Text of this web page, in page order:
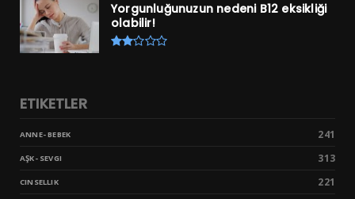
Yorgunluğunuzun nedeni B12 eksikliği
olabilir!
ETIKETLER
ANNE- BEBEK 241
AŞK- SEVGI 313
CINSELLIK
221